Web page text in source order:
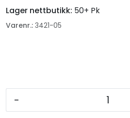
Lager nettbutikk: 50+ Pk
Varenr.: 3421-05
-